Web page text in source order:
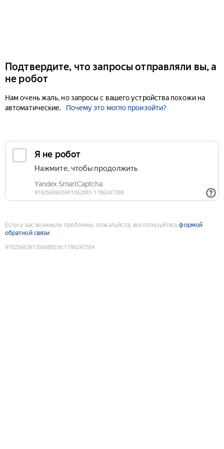
Подтвердите, что запросы отправляли вы, а
не робот
Нам очень жаль, но запросы с вашего устройства похожи на
автоматические.
Почему это могло произойти?
Если у вас возникли проблемы, пожалуйста, воспользуйтесьформой
обратной связи
9192568361356889230:1786247384